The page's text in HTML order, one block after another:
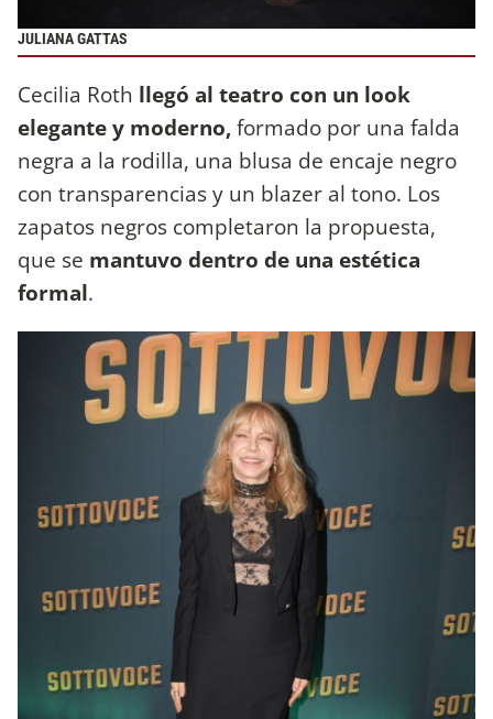
JULIANA GATTAS
Cecilia Roth llegó al teatro con un look
elegante y moderno,formado por una falda
negra a la rodilla, una blusa de encaje negro
con transparencias y un blazer al tono. Los
zapatos negros completaron la propuesta,
que se mantuvo dentro de una estética
formal.